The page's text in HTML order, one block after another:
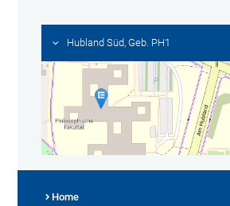
Hubland Süd, Geb. PH1
Home